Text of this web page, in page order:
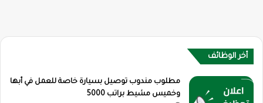
أخر الوظائف
مطلوب مندوب توصيل بسيارة خاصة للعمل في أبها
وخميس مشيط براتب 5000